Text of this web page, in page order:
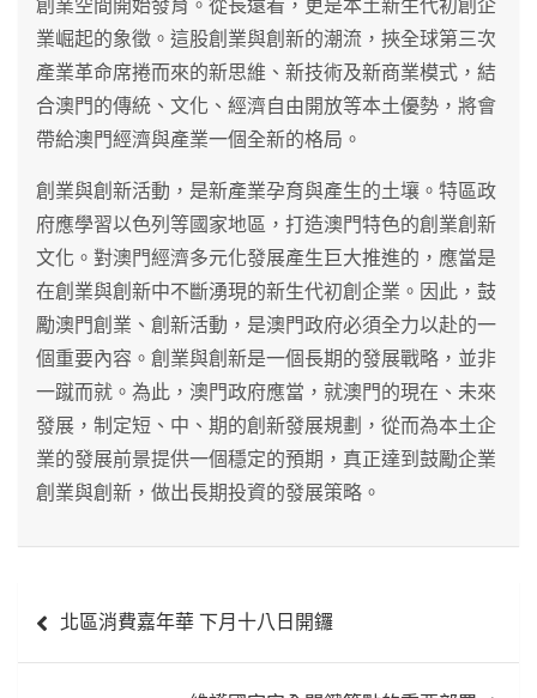
創業空間開始發育。從長遠看，更是本土新生代初創企
業崛起的象徵。這股創業與創新的潮流，挾全球第三次
產業革命席捲而來的新思維、新技術及新商業模式，結
合澳門的傳統、文化、經濟自由開放等本土優勢，將會
帶給澳門經濟與產業一個全新的格局。
創業與創新活動，是新產業孕育與產生的土壤。特區政
府應學習以色列等國家地區，打造澳門特色的創業創新
文化。對澳門經濟多元化發展產生巨大推進的，應當是
在創業與創新中不斷湧現的新生代初創企業。因此，鼓
勵澳門創業、創新活動，是澳門政府必須全力以赴的一
個重要內容。創業與創新是一個長期的發展戰略，並非
一蹴而就。為此，澳門政府應當，就澳門的現在、未來
發展，制定短、中、期的創新發展規劃，從而為本土企
業的發展前景提供一個穩定的預期，真正達到鼓勵企業
創業與創新，做出長期投資的發展策略。
章
北區消費嘉年華 下月十八日開鑼